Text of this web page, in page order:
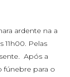
ardente na a
11h00. Pelas
Após a
fúnebre para o